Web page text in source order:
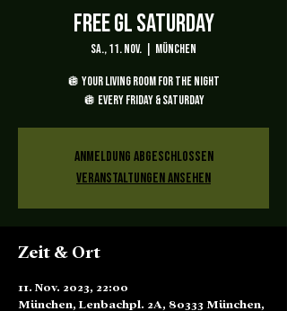
FREE GL SATURDAY
Sa., 11. Nov. München
🪩 YOUR LIVING ROOM FOR THE NIGHT
🪩 EVERY FRIDAY & SATURDAY
Anmeldung abgeschlossen
Veranstaltungen ansehen
Zeit & Ort
11. Nov. 2023, 22:00
München, Lenbachpl. 2A, 80333 München,